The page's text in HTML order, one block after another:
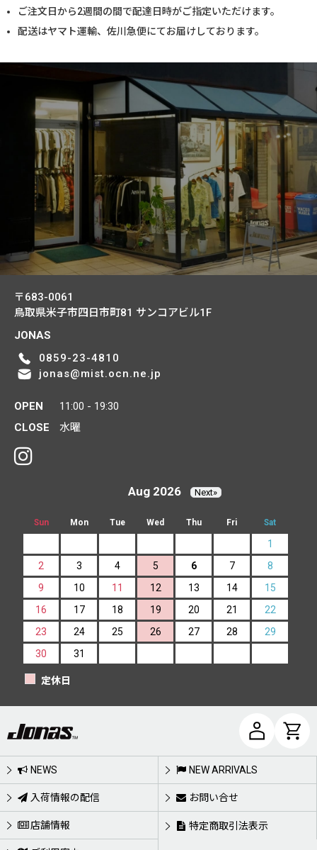
ご注文日から2週間の間で配達日時がご指定いただけます。
配送はヤマト運輸、佐川急便にてお届けしております。
〒683-0061
鳥取県米子市四日市町81 サンコアビル1F
JONAS
0859-23-4810
jonas@mist.ocn.ne.jp
OPEN
11:00 - 19:30
CLOSE
水曜
Aug 2026 Next»
Sun Mon Tue Wed Thu Fri Sat
1
2
3 4 5 6 7
8
9
10 11 12 13 14
15
16
17 18 19 20 21
22
23
24 25 26 27 28
29
30
31
定休日
NEWS NEW ARRIVALS
入荷情報の配信 お問い合せ
店舗情報 特定商取引法表示